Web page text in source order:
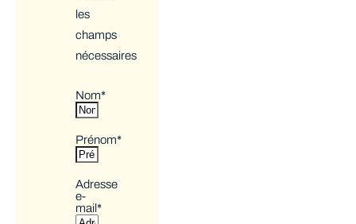
les
champs
nécessaires
Nom*
Prénom*
Adresse
e-
mail*